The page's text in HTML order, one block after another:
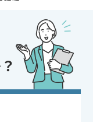
軽にご相談ください！
, 40代活躍中